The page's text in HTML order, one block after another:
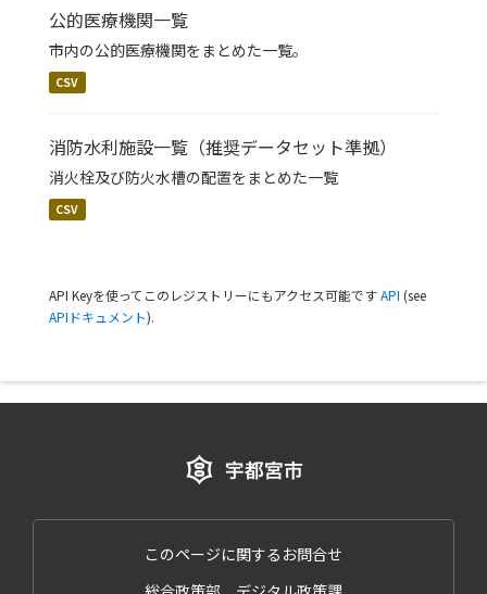
公的医療機関一覧
市内の公的医療機関をまとめた一覧。
CSV
消防水利施設一覧（推奨データセット準拠）
消火栓及び防火水槽の配置をまとめた一覧
CSV
API Keyを使ってこのレジストリーにもアクセス可能ですAPI (see
APIドキュメント).
このページに関するお問合せ